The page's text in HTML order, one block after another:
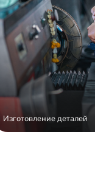
Изготовление деталей